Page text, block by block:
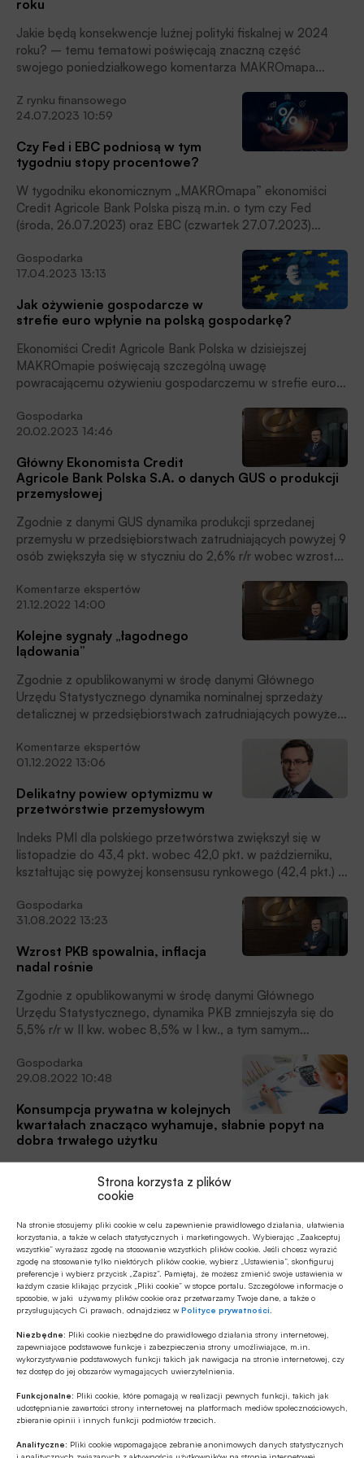
Strona korzysta z plików
cookie
Na stronie stosujemy pliki cookie w celu zapewnienie prawidłowego działania, ułatwienia
korzystania, a także w celach statystycznych i marketingowych. Wybierając „Zaakceptuj
wszystkie” wyrażasz zgodę na stosowanie wszystkich plików cookie. Jeśli chcesz wyrazić
zgodę na stosowanie tylko niektórych plików cookie, wybierz „Ustawienia”, skonfiguruj
preferencje i wybierz przycisk „Zapisz”. Pamiętaj, że możesz zmienić swoje ustawienia w
każdym czasie klikając przycisk „Pliki cookie” w stopce portalu. Szczegółowe informacje o
sposobie, w jaki używamy plików cookie oraz przetwarzamy Twoje dane, a także o
przysługujących Ci prawach, odnajdziesz wPolityce prywatności
Niezbędne: Pliki cookie niezbędne do prawidłowego działania strony internetowej,
zapewniające podstawowe funkcje i zabezpieczenia strony umożliwiające, m.in.
wykorzystywanie podstawowych funkcji takich jak nawigacja na stronie internetowej, czy
tez dostęp do jej obszarów wymagających uwierzytelnienia.
Funkcjonalne: Pliki cookie, które pomagają w realizacji pewnych funkcji, takich jak
udostępnianie zawartości strony internetowej na platformach mediów społecznościowych,
zbieranie opinii i innych funkcji podmiotów trzecich.
Analityczne: Pliki cookie wspomagające zebranie anonimowych danych statystycznych
i analitycznych związanych z aktywnością użytkowników na stronie internetowej.
się coraz szerzej komentowanym tematem, piszą eksperci
Credit Agricole w najnowszym wydaniu „MAKROmapy” .
roku
Jakie będą konsekwencje luźnej polityki fiskalnej w 2024
roku? – temu tematowi poświęcają znaczną część
swojego poniedziałkowego komentarza MAKROmapa
problemu prezentujemy tę część ich komentarza w całości.
Z rynku finansowego
24.07.2023 10:59
Czy Fed i EBC podniosą w tym
tygodniu stopy procentowe?
W tygodniku ekonomicznym „MAKROmapa” ekonomiści
Credit Agricole Bank Polska piszą m.in. o tym czy Fed
(środa, 26.07.2023) oraz EBC (czwartek 27.07.2023)
tygodnika poświęcony tej kwestii.
Gospodarka
17.04.2023 13:13
Jak ożywienie gospodarcze w
strefie euro wpłynie na polską gospodarkę?
Ekonomiści Credit Agricole Bank Polska w dzisiejszej
MAKROmapie poświęcają szczególną uwagę
powracającemu ożywieniu gospodarczemu w strefie euro.
tej kwestii.
Gospodarka
20.02.2023 14:46
Główny Ekonomista Credit
Agricole Bank Polska S.A. o danych GUS o produkcji
przemysłowej
Zgodnie z danymi GUS dynamika produkcji sprzedanej
przemysłu w przedsiębiorstwach zatrudniających powyżej 9
osób zwiększyła się w styczniu do 2,6% r/r wobec wzrostu
rynkowego (4,3%) i naszej prognozy (5,5%), pisze Jakub
Borowski, Główny Ekonomista Credit Agricole Bank Polska
Komentarze ekspertów
21.12.2022 14:00
Kolejne sygnały „łagodnego
lądowania”
Zgodnie z opublikowanymi w środę danymi Głównego
Urzędu Statystycznego dynamika nominalnej sprzedaży
detalicznej w przedsiębiorstwach zatrudniających powyżej
18,3% w październiku, kształtując się wyraźnie powyżej
konsensusu rynkowego (16,9%) oraz naszej prognozy
Komentarze ekspertów
01.12.2022 13:06
Delikatny powiew optymizmu w
przetwórstwie przemysłowym
Indeks PMI dla polskiego przetwórstwa zwiększył się w
listopadzie do 43,4 pkt. wobec 42,0 pkt. w październiku,
kształtując się powyżej konsensusu rynkowego (42,4 pkt.) i
Gospodarka
31.08.2022 13:23
Wzrost PKB spowalnia, inflacja
nadal rośnie
Zgodnie z opublikowanymi w środę danymi Głównego
Urzędu Statystycznego, dynamika PKB zmniejszyła się do
5,5% r/r w II kw. wobec 8,5% w I kw., a tym samym
wcześniej przez GUS wstępnego szacunku (5,3%)
Gospodarka
29.08.2022 10:48
Konsumpcja prywatna w kolejnych
kwartałach znacząco wyhamuje, słabnie popyt na
dobra trwałego użytku
pogorszenie koniunktury konsumenckiej (por. MAKROpuls z
21.07.2022). Jest ono efektem utrzymującego silnego
wzrostu inflacji i spadku realnych wynagrodzeń, a także
pogarszających się perspektyw wzrostu gospodarczego.
Pogorszenie nastrojów gospodarstw domowych znajduje
odzwierciedlenie w wyraźnym spadku wskaźników
koniunktury dla oczekiwanej w horyzoncie 12 miesięcy
sytuacji finansowej oraz dokonywania ważnych zakupów. W
słabsze nastroje konsumentów mają silny negatywny wpływ
na akcję kredytową zarówno w segmencie kredytów
konsumpcyjnych, jak i hipotecznych, a w konsekwencji
również na aktywność na rynku nieruchomości, piszą
Autorzy tygodnika ekonomicznego „MAKROmapa”.
Komentarze ekspertów
15.07.2022 12:41
Inflacja coraz bliżej szczytu
Zgodnie z danymi GUS inflacja CPI zwiększyła się w
czerwcu do 15,5% r/r wobec 13,9% w maju, kształtując się
poniżej wstępnego szacunku GUS (15,6%).
Gospodarka
01.07.2022 14:14
Załamanie koniunktury w polskim
przetwórstwie